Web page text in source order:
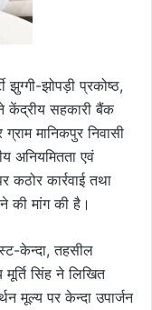
झुग्गी-झोपड़ी प्रकोष्ठ,
केंद्रीय सहकारी बैंक
मानिकपुर निवासी
अनियमितता एवं
कठोर कार्रवाई तथा
की मांग की है।
केन्दा, तहसील
मूर्ति सिंह ने लिखित
मूल्य पर केन्दा उपार्जन